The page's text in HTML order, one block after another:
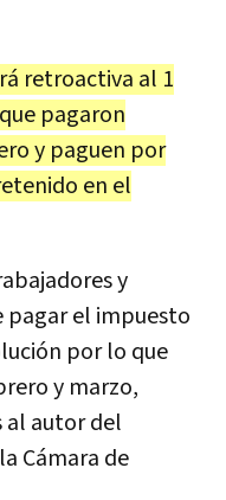
retroactiva al 1
pagaron
y paguen por
en el
y
pagar el impuesto
por lo que
y marzo,
al autor del
Cámara de